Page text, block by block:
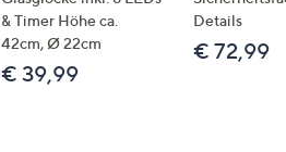
& Timer Höhe ca.
42cm, Ø 22cm
€ 39,99
Details
€ 72,99